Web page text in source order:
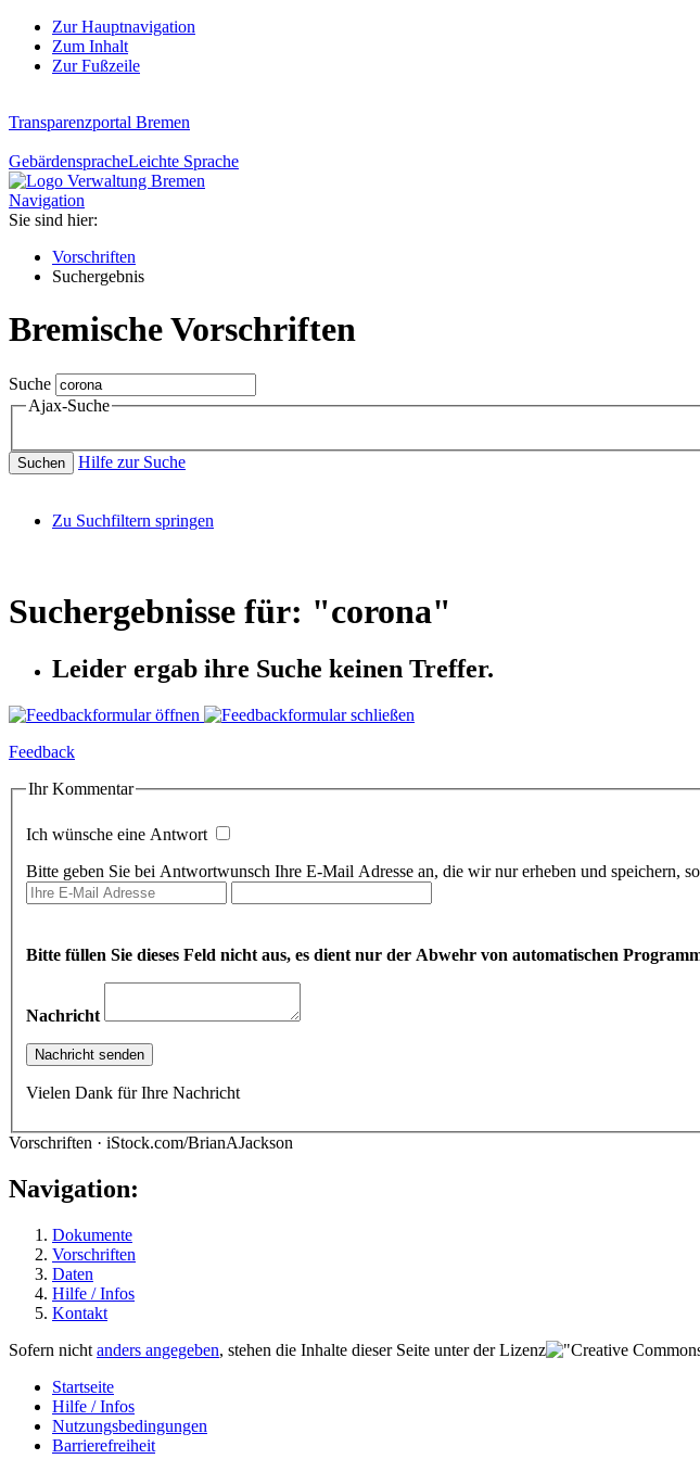
Zur Hauptnavigation
Zum Inhalt
Zur Fußzeile
Transparenzportal Bremen
GebärdenspracheLeichte Sprache
Navigation
Sie sind hier:
Vorschriften
Suchergebnis
Bremische Vorschriften
Suche
Ajax-Suche
Suchen Hilfe zur Suche
Zu Suchfiltern springen
Suchergebnisse für: "corona"
Leider ergab ihre Suche keinen Treffer.
Feedback
Ihr Kommentar
Ich wünsche eine Antwort
Bitte geben Sie bei Antwortwunsch Ihre E-Mail Adresse an, die wir nur erheben und
Bitte füllen Sie dieses Feld nicht aus, es dient nur der Abwehr von automatischen
Nachricht
Vielen Dank für Ihre Nachricht
Vorschriften · iStock.com/BrianAJackson
Navigation:
Dokumente
Vorschriften
Daten
Hilfe / Infos
Kontakt
Sofern nicht anders angegeben, stehen die Inhalte dieser Seite unter der Lizenz
Startseite
Hilfe / Infos
Nutzungsbedingungen
Barrierefreiheit